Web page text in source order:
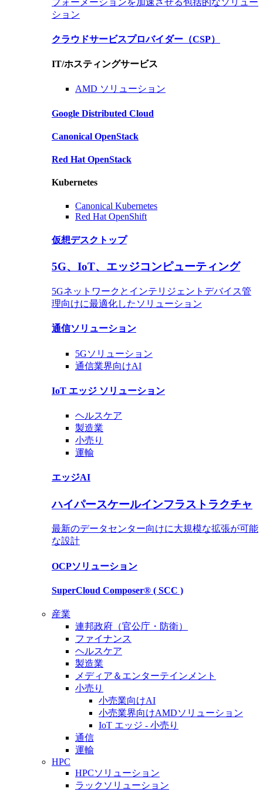
ション
クラウドサービスプロバイダー（CSP）
IT/ホスティングサービス
AMD ソリューション
Google Distributed Cloud
Canonical OpenStack
Red Hat OpenStack
Kubernetes
Canonical Kubernetes
Red Hat OpenShift
仮想デスクトップ
5G、IoT、エッジコンピューティング
5Gネットワークとインテリジェントデバイス管
理向けに最適化したソリューション
通信ソリューション
5Gソリューション
通信業界向けAI
IoT エッジ ソリューション
ヘルスケア
製造業
小売り
運輸
エッジAI
ハイパースケールインフラストラクチャ
最新のデータセンター向けに大規模な拡張が可能
な設計
OCPソリューション
SuperCloud Composer® ( SCC )
産業
連邦政府（官公庁・防衛）
ファイナンス
ヘルスケア
製造業
メディア＆エンターテインメント
小売り
小売業向けAI
小売業界向けAMDソリューション
IoT エッジ - 小売り
通信
運輸
HPC
HPCソリューション
ラックソリューション